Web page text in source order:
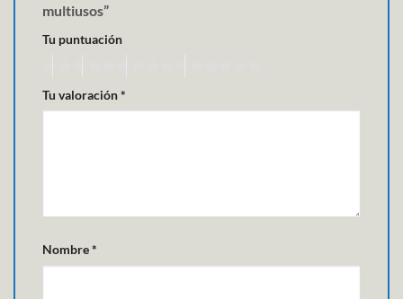
multiusos”
Tu puntuación
Tu valoración*
Nombre*